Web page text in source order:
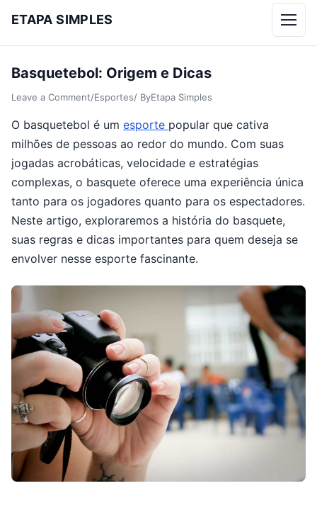
ETAPA SIMPLES Menu
Basquetebol: Origem e Dicas
Leave a Comment/Esportes/ ByEtapa Simples
O basquetebol é um esporte popular que cativa
milhões de pessoas ao redor do mundo. Com suas
jogadas acrobáticas, velocidade e estratégias
complexas, o basquete oferece uma experiência única
tanto para os jogadores quanto para os espectadores.
Neste artigo, exploraremos a história do basquete,
suas regras e dicas importantes para quem deseja se
envolver nesse esporte fascinante.